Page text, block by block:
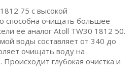
75 с высокой
способна очищать большее
её аналог Atoll TW30 1812 50.
воды составляет от 340 до
очищать воду на
глубокая очистка и